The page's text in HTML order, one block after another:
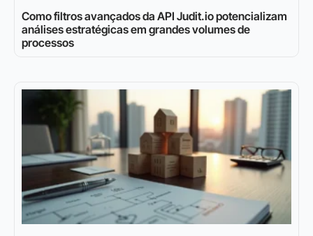
Como filtros avançados da API Judit.io potencializam
análises estratégicas em grandes volumes de
processos